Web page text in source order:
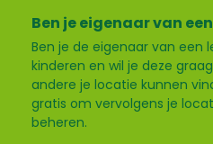
Ben je eigenaar van
Ben je de eigenaar van een
kinderen en wil je deze
andere je locatie kunnen
gratis om vervolgens je
beheren.